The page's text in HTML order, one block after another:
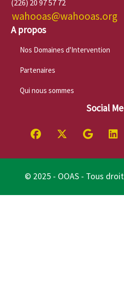
(226) 20 97 57 72
wahooas@wahooas.org
A propos
Nos Domaines d'Intervention
Partenaires
Qui nous sommes
Social
© 2025 - OOAS - Tous